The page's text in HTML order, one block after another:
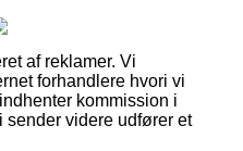
af reklamer. Vi
forhandlere hvori vi
kommission i
videre udfører et